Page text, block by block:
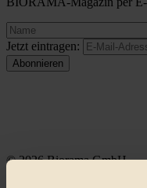
Jetzt eintragen:
© 2026 Biorama GmbH